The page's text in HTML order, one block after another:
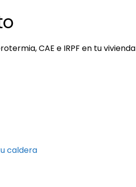
CAE e IRPF en tu vivienda
caldera